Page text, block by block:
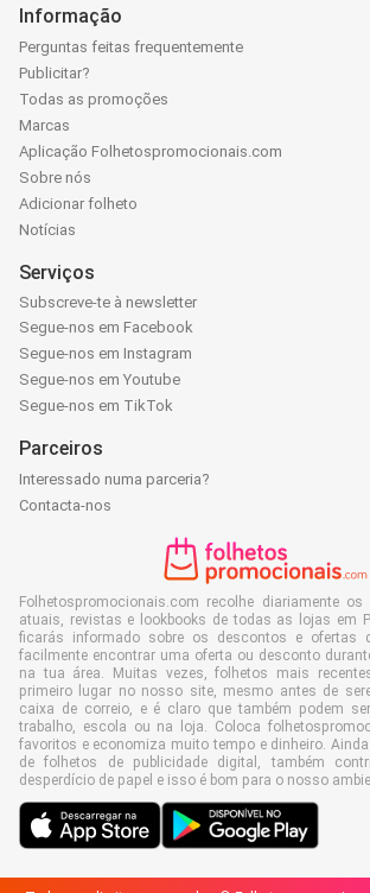
Informação
Perguntas feitas frequentemente
Publicitar?
Todas as promoções
Marcas
Aplicação Folhetospromocionais.com
Sobre nós
Adicionar folheto
Notícias
Serviços
Subscreve-te à newsletter
Segue-nos em Facebook
Segue-nos em Instagram
Segue-nos em Youtube
Segue-nos em TikTok
Parceiros
Interessado numa parceria?
Contacta-nos
Folhetospromocionais.com recolhe diariamente
atuais, revistas e lookbooks de todas as lojas em
ficarás informado sobre os descontos e ofertas
facilmente encontrar uma oferta ou desconto
na tua área. Muitas vezes, folhetos mais
primeiro lugar no nosso site, mesmo antes de
caixa de correio, e é claro que também podem
trabalho, escola ou na loja. Coloca
favoritos e economiza muito tempo e dinheiro.
de folhetos de publicidade digital, também
desperdício de papel e isso é bom para o nosso